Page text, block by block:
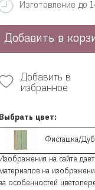
Изготовление до
Добавить в
Добавить в
избранное
цвет:
Фисташка/
на сайте
на
особенностей